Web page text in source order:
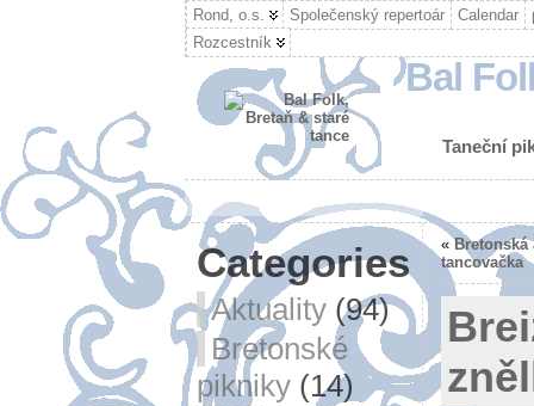
Rond, o.s. Společenský repertoár Calendar
Rozcestník
Bal
Taneční
Categories
Aktuality(94)
Bretonské
pikniky(14)
«Bretonská
tancovačka